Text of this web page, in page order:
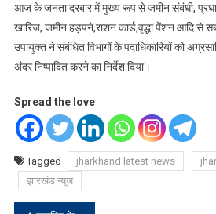
आज के जनता दरबार में मुख्य रूप से जमीन संबंधी,
खारिज, जमीन हड़पने,राशन कार्ड,वृद्धा पेंशन आदि
उपायुक्त ने संबंधित विभागों के पदाधिकारियों को
अंदर निष्पादित करने का निर्देश दिया।
Spread the love
Tagged jharkhand latest news
झारखंड न्यूज